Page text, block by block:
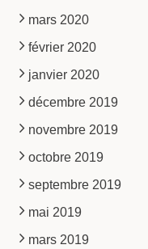
mars 2020
février 2020
janvier 2020
décembre 2019
novembre 2019
octobre 2019
septembre 2019
mai 2019
mars 2019